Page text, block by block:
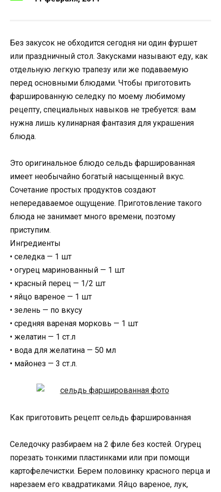
Без закусок не обходится сегодня ни один фуршет
или праздничный стол. Закусками называют еду, как
отдельную легкую трапезу или же подаваемую
перед основными блюдами. Чтобы приготовить
фаршированную селедку по моему любимому
рецепту, специальных навыков не требуется: вам
нужна лишь кулинарная фантазия для украшения
блюда.
Это оригинальное блюдо сельдь фаршированная
имеет необычайно богатый насыщенный вкус.
Сочетание простых продуктов создают
непередаваемое ощущение. Приготовление такого
блюда не занимает много времени, поэтому
приступим.
Ингредиенты
• селедка — 1 шт
• огурец маринованный — 1 шт
• красный перец — 1/2 шт
• яйцо вареное — 1 шт
• зелень — по вкусу
• средняя вареная морковь — 1 шт
• желатин — 1 ст.л
• вода для желатина — 50 мл
• майонез — 3 ст.л.
Как приготовить рецепт сельдь фаршированная
Селедочку разбираем на 2 филе без костей. Огурец
порезать тонкими пластинками или при помощи
картофелечистки. Берем половинку красного перца и
нарезаем его квадратиками. Яйцо вареное, лук,